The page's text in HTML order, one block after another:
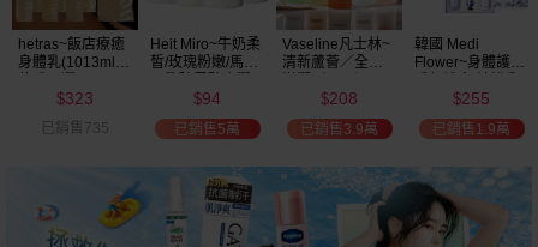
Vaseline凡士林~
清新蘆薈／全效
／密集保濕／淨
(725ml) 款式可選
$208
已銷售3.9萬
韓國 Medi
Flower~身體護理
300ml+乳液
300ml+護手霜
80g) 款式可選
$255
已銷售1.9萬
BALO~山羊奶全
身活膚保濕／玻
液(550ml) 款式可
選
$89
已銷售2萬
NIVEA妮維雅~亮
白極致嫩膚乳液
$299
已銷售1.5萬